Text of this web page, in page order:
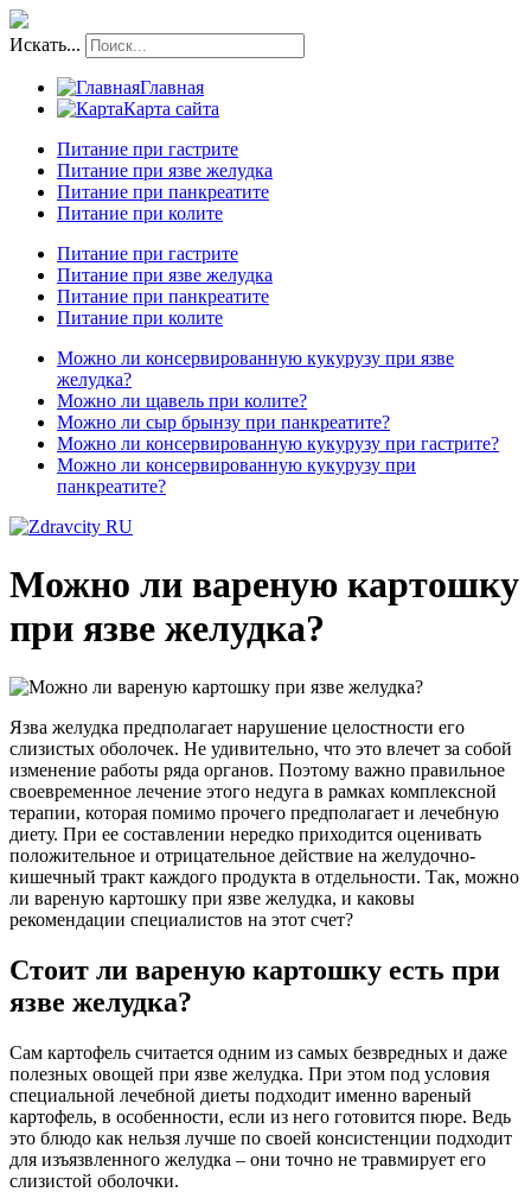
Искать...
Главная
Карта сайта
Питание при гастрите
Питание при язве желудка
Питание при панкреатите
Питание при колите
Питание при гастрите
Питание при язве желудка
Питание при панкреатите
Питание при колите
Можно ли консервированную кукурузу при язве
желудка?
Можно ли щавель при колите?
Можно ли сыр брынзу при панкреатите?
Можно ли консервированную кукурузу при гастрите?
Можно ли консервированную кукурузу при
панкреатите?
Можно ли вареную картошку
при язве желудка?
Язва желудка предполагает нарушение целостности его
слизистых оболочек. Не удивительно, что это влечет за собой
изменение работы ряда органов. Поэтому важно правильное
своевременное лечение этого недуга в рамках комплексной
терапии, которая помимо прочего предполагает и лечебную
диету. При ее составлении нередко приходится оценивать
положительное и отрицательное действие на желудочно-
кишечный тракт каждого продукта в отдельности. Так, можно
ли вареную картошку при язве желудка, и каковы
рекомендации специалистов на этот счет?
Стоит ли вареную картошку есть при
язве желудка?
Сам картофель считается одним из самых безвредных и даже
полезных овощей при язве желудка. При этом под условия
специальной лечебной диеты подходит именно вареный
картофель, в особенности, если из него готовится пюре. Ведь
это блюдо как нельзя лучше по своей консистенции подходит
для изъязвленного желудка – они точно не травмирует его
слизистой оболочки.